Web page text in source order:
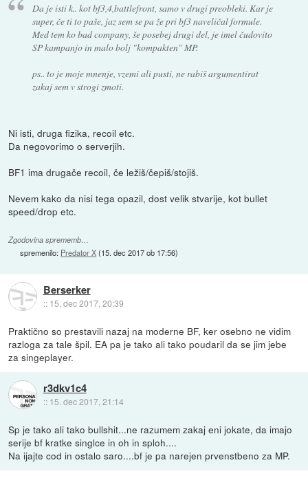
Da je isti k.. kot bf3,4,battlefront, samo v drugi preobleki. Kar je
super, če ti to paše, jaz sem se pa že pri bf3 naveličal formule.
Med tem ko bad company, še posebej drugi del, je imel čudovito
SP kampanjo in malo bolj "kompakten" MP.
ps.. to je moje mnenje, vzemi ali pusti, ne rabiš argumentirat
zakaj sem v strogi zmoti.
Ni isti, druga fizika, recoil etc.
Da negovorimo o serverjih.
BF1 ima drugače recoil, če ležiš/čepiš/stojiš.
Nevem kako da nisi tega opazil, dost velik stvarije, kot bullet
speed/drop etc.
Zgodovina sprememb…
spremenilo: Predator X(15. dec 2017 ob 17:56)
Berserker
:: 15. dec 2017, 20:39
Praktično so prestavili nazaj na moderne BF, ker osebno ne vidim
razloga za tale špil. EA pa je tako ali tako poudaril da se jim jebe
za singeplayer.
r3dkv1c4
:: 15. dec 2017, 21:14
Sp je tako ali tako bullshit...ne razumem zakaj eni jokate, da imajo
serije bf kratke singlce in oh in sploh....
Na ijajte cod in ostalo saro....bf je pa narejen prvenstbeno za MP.